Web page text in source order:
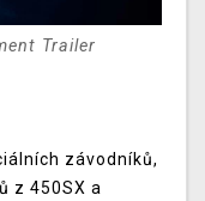
Trailer
závodníků,
z 450SX a